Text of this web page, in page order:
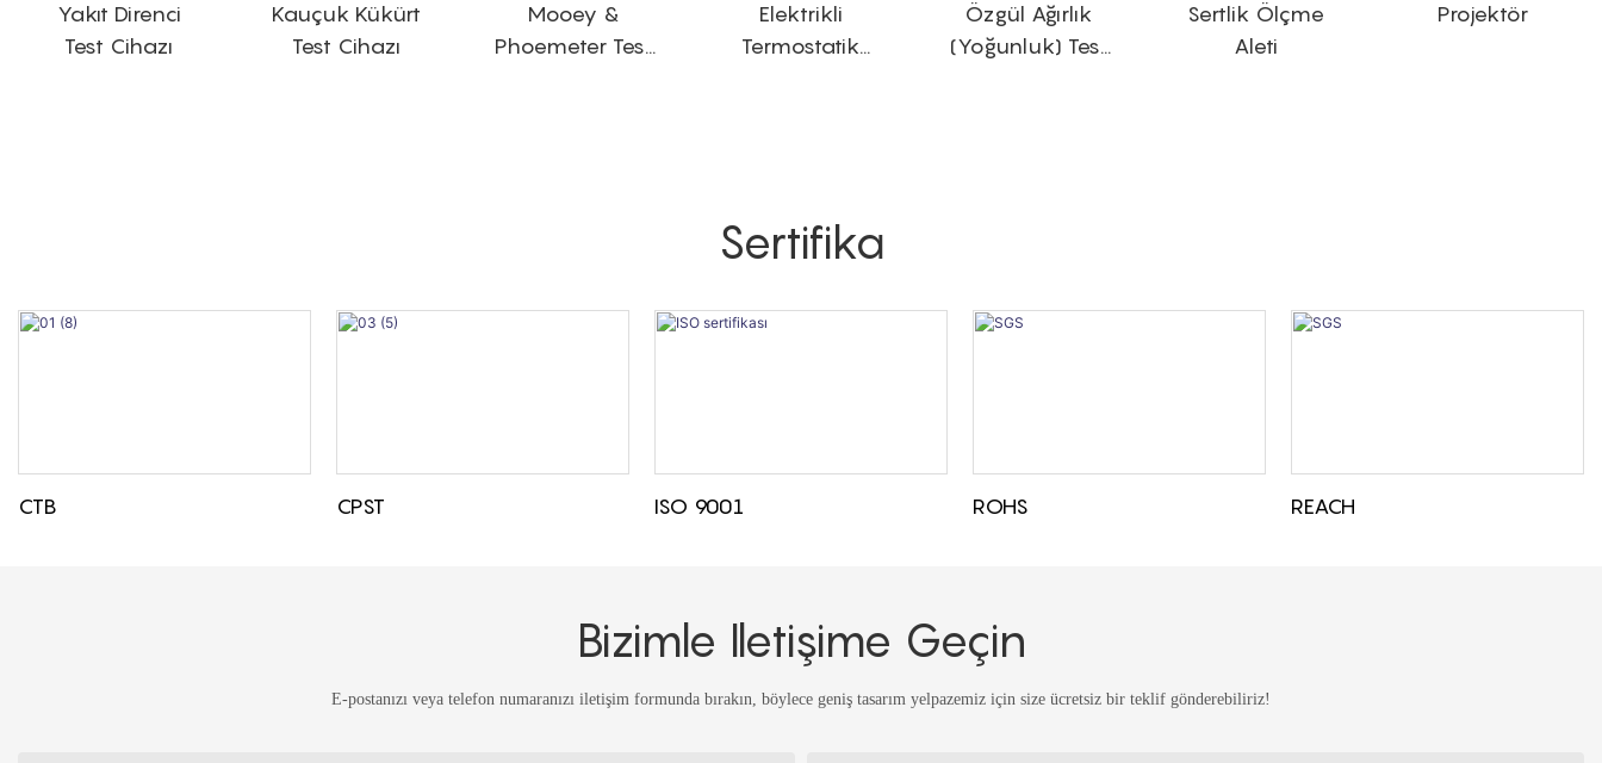
Yakıt Direnci
Test Cihazı
Kauçuk Kükürt
Test Cihazı
Mooey &
Phoemeter Test
Elektrikli
Termostatik
Özgül Ağırlık
(Yoğunluk) Test
Sertlik Ölçme
Aleti
Projektör
Sertifika
CTB CPST ISO 9001 ROHS REACH
Bizimle Iletişime Geçin
E-postanızı veya telefon numaranızı iletişim formunda bırakın, böylece geniş tasarım yelpazemiz için size ücretsiz bir teklif gönderebiliriz!